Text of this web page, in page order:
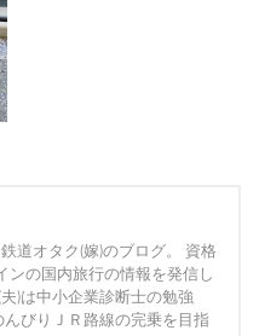
道オタク(嫁)のブログ。 資格
ンの国内旅行の情報を発信し
)は中小企業診断士の勉強
んびりＪＲ路線の完乗を目指